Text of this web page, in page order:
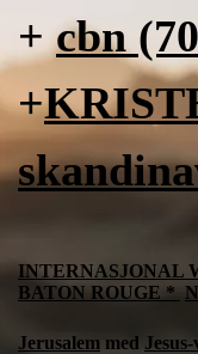
+cbn
+
INTERNASJONAL
BATON ROUGE *
Jerusalem med Jesus-